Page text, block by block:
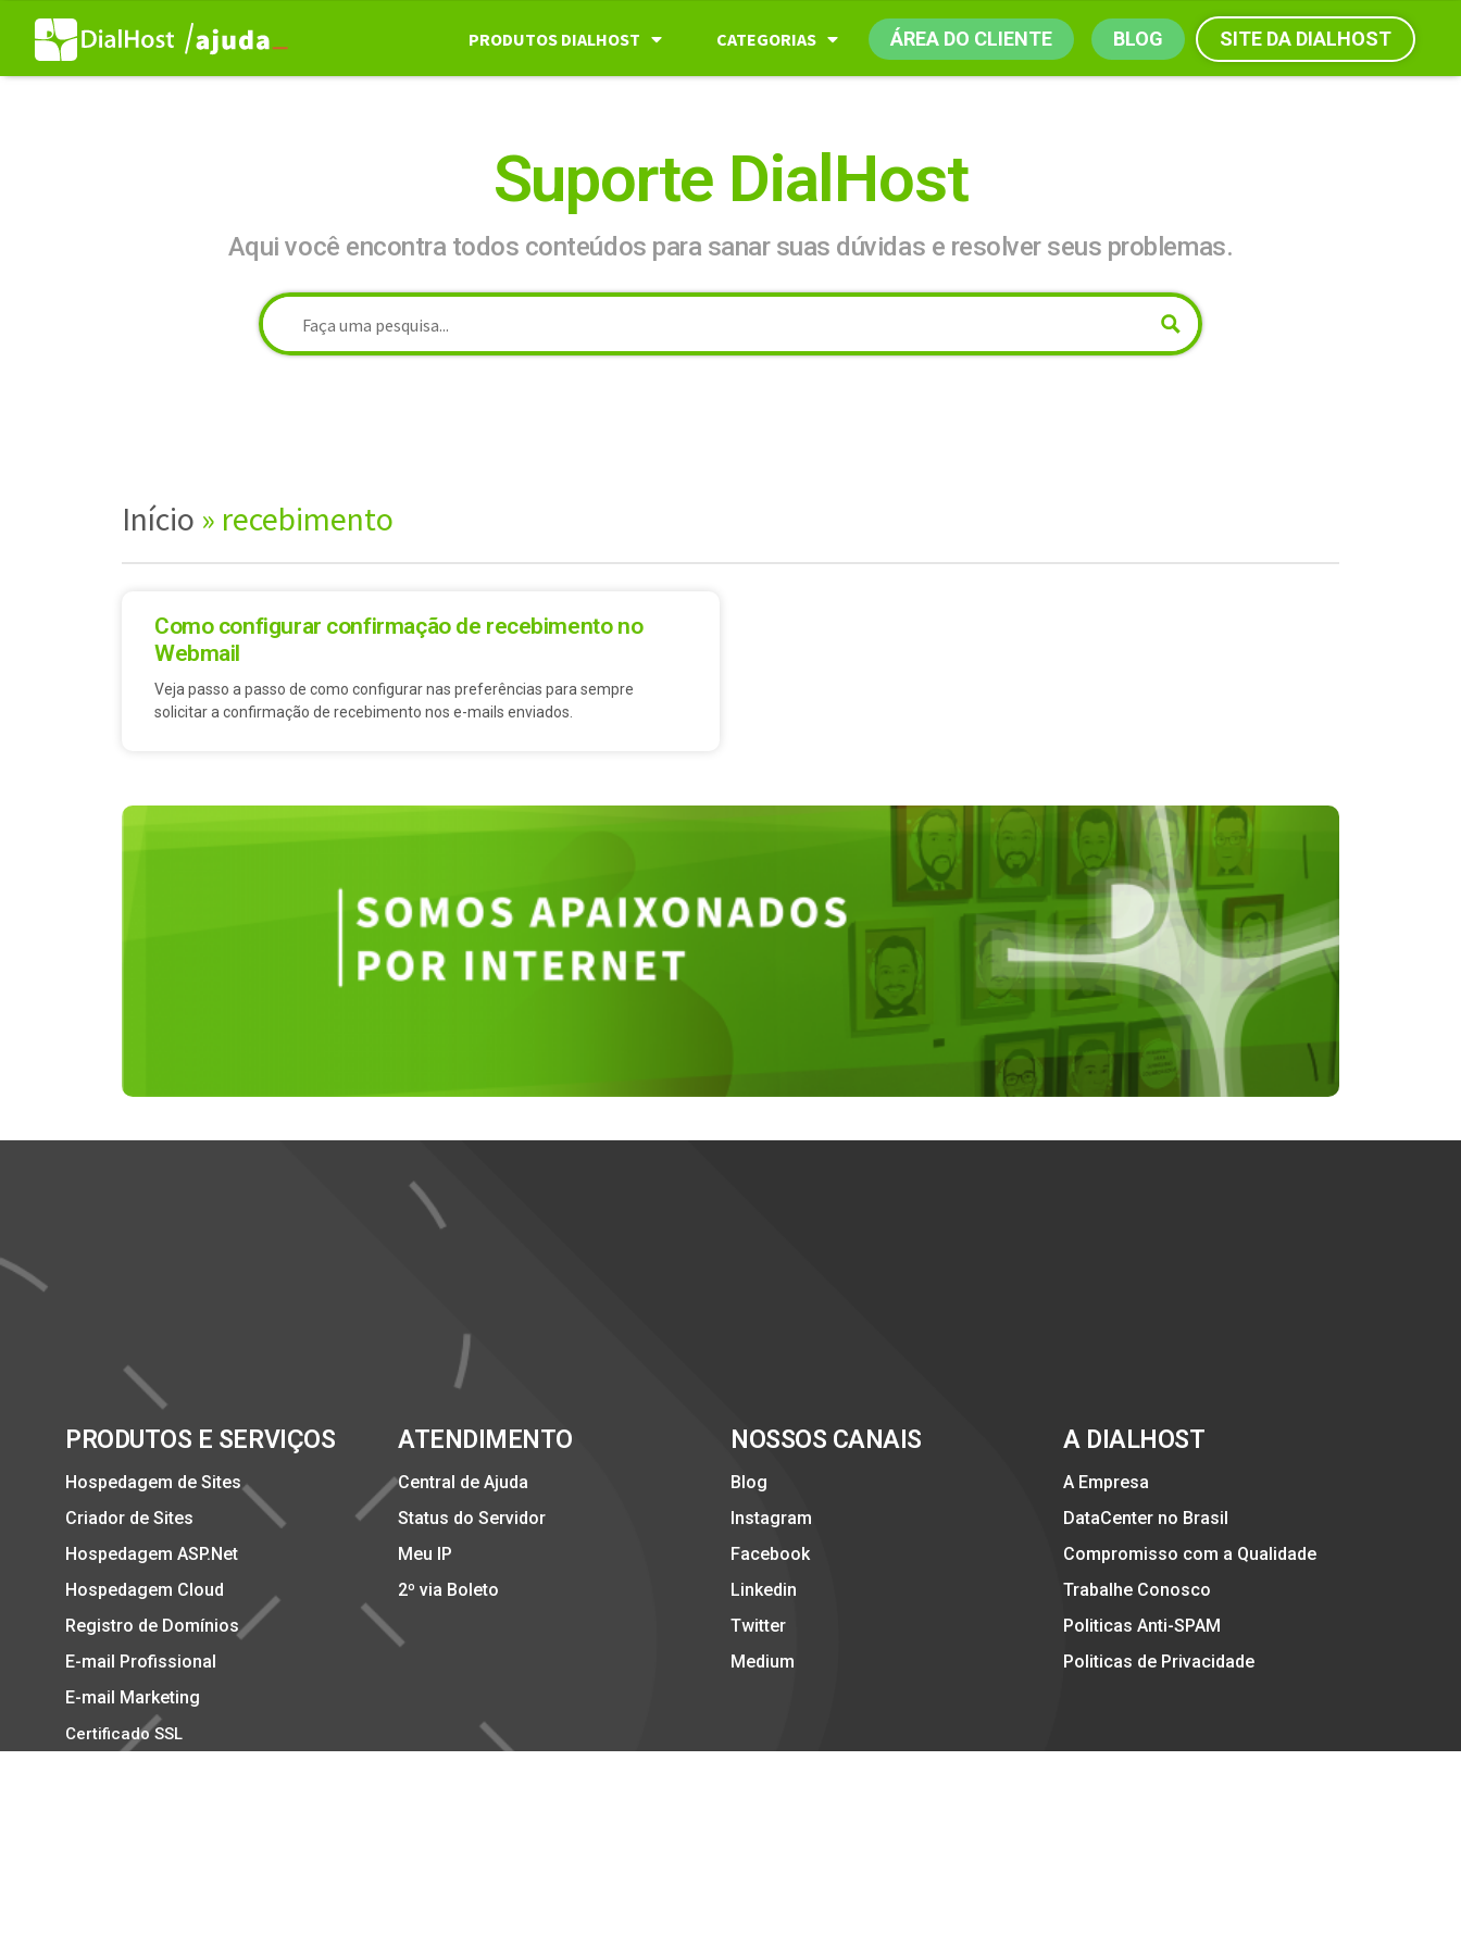
PRODUTOS DIALHOST CATEGORIAS ÁREA DO CLIENTE BLOG SITE DA DIALHOST
Suporte DialHost
Aqui você encontra todos conteúdos para sanar suas dúvidas e resolver seus problemas.
Início » recebimento
Como configurar confirmação de recebimento no
Webmail
Veja passo a passo de como configurar nas preferências para sempre
solicitar a confirmação de recebimento nos e-mails enviados.
PRODUTOS E SERVIÇOS
Hospedagem de Sites
Criador de Sites
Hospedagem ASP.Net
Hospedagem Cloud
Registro de Domínios
E-mail Profissional
E-mail Marketing
Certificado SSL
ATENDIMENTO
Central de Ajuda
Status do Servidor
Meu IP
2º via Boleto
NOSSOS CANAIS
Blog
Instagram
Facebook
Linkedin
Twitter
Medium
A DIALHOST
A Empresa
DataCenter no Brasil
Compromisso com a Qualidade
Trabalhe Conosco
Politicas Anti-SPAM
Politicas de Privacidade